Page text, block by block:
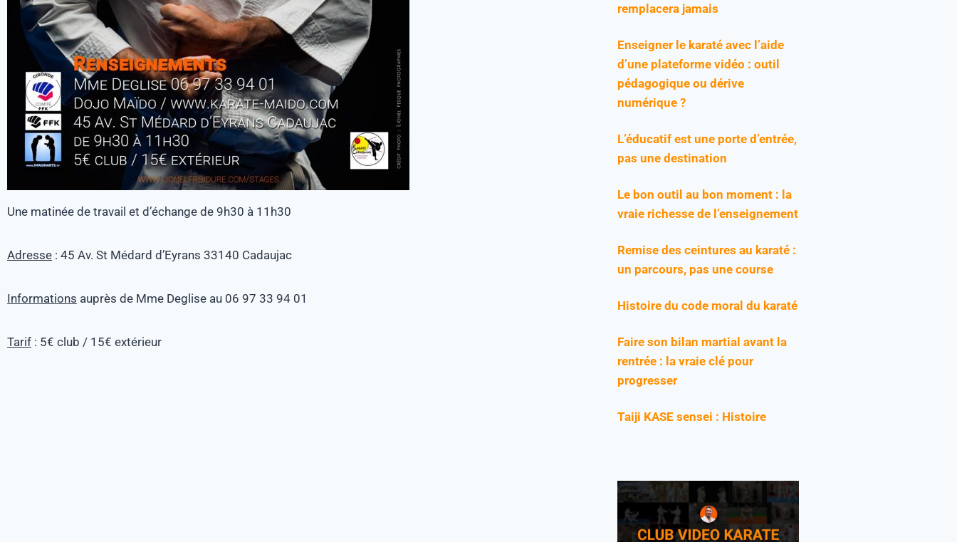
Une matinée de travail et d’échange de 9h30 à 11h30
Adresse : 45 Av. St Médard d’Eyrans 33140 Cadaujac
Informations auprès de Mme Deglise au 06 97 33 94 01
Tarif : 5€ club / 15€ extérieur
remplacera jamais
Enseigner le karaté avec l’aide
d’une plateforme vidéo : outil
pédagogique ou dérive
numérique ?
L’éducatif est une porte d’entrée,
pas une destination
Le bon outil au bon moment : la
vraie richesse de l’enseignement
Remise des ceintures au karaté :
un parcours, pas une course
Histoire du code moral du karaté
Faire son bilan martial avant la
rentrée : la vraie clé pour
progresser
Taiji KASE sensei : Histoire